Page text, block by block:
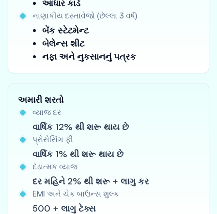
આધાર કાર્ડ
નાણાકીય દસ્તાવેજો (છેલ્લા 3 વર્ષ)
બેંક સ્ટેટમેન્ટ
બેલેન્સ શીટ
નફા અને નુકસાનનું પત્રક
અમારી શરતો
વ્યાજ દર
વાર્ષિક 12% થી શરૂ થાય છે
પ્રોસેસિંગ ફી
વાર્ષિક 1% થી શરૂ થાય છે
દંડાત્મક વ્યાજ
દર મહિને 2% થી શરૂ + લાગુ કર
EMI અને ચેક બાઉન્સ શુલ્ક
500 + લાગુ ટેક્સ